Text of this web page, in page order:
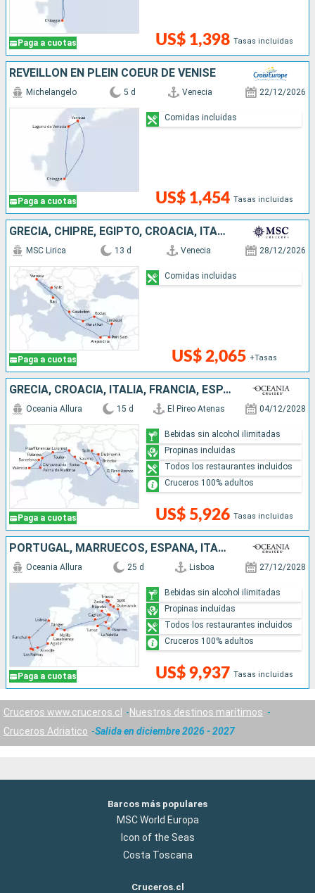
Paga a cuotas US$ 1,398 Tasas incluidas
RÉVEILLON EN PLEIN COEUR DE VENISE
Paga a cuotas
Michelangelo 5 d Venecia 22/12/2026
US$ 1,454 Tasas incluidas
Comidas incluidas
GRECIA, CHIPRE, EGIPTO, CROACIA, ITALIA
Paga a cuotas
MSC Lirica 13 d Venecia 28/12/2026
US$ 2,065 +Tasas
Comidas incluidas
GRECIA, CROACIA, ITALIA, FRANCIA, ESPAÑA
Paga a cuotas
Oceania Allura 15 d El Pireo Atenas 04/12/2028
US$ 5,926 Tasas incluidas
Bebidas sin alcohol ilimitadas
Propinas incluidas
Todos los restaurantes incluidos
Cruceros 100% adultos
PORTUGAL, MARRUECOS, ESPAÑA, ITALIA, TÚNEZ, MALTA, CROACIA
Paga a cuotas
Oceania Allura 25 d Lisboa 27/12/2028
US$ 9,937 Tasas incluidas
Bebidas sin alcohol ilimitadas
Propinas incluidas
Todos los restaurantes incluidos
Cruceros 100% adultos
Cruceros www.cruceros.cl
Nuestros destinos marítimos
Cruceros Adriatico
Salida en diciembre 2026 - 2027
Barcos más populares
MSC World Europa
Icon of the Seas
Costa Toscana
Cruceros.cl